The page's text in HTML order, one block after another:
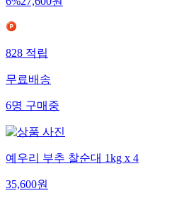
6%27,600원
828적립
무료배송
6명구매중
예우리 부추 찰순대 1kg x 4
35,600원